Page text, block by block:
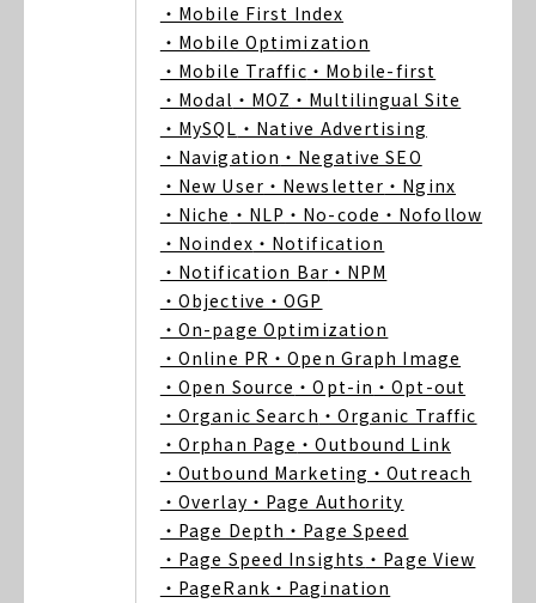
・Mobile First Index
・Mobile Optimization
・Mobile Traffic ・Mobile-first
・Modal ・MOZ ・Multilingual Site
・MySQL ・Native Advertising
・Navigation ・Negative SEO
・New User ・Newsletter ・Nginx
・Niche ・NLP ・No-code ・Nofollow
・Noindex ・Notification
・Notification Bar ・NPM
・Objective ・OGP
・On-page Optimization
・Online PR ・Open Graph Image
・Open Source ・Opt-in ・Opt-out
・Organic Search ・Organic Traffic
・Orphan Page ・Outbound Link
・Outbound Marketing ・Outreach
・Overlay ・Page Authority
・Page Depth ・Page Speed
・Page Speed Insights ・Page View
・PageRank ・Pagination